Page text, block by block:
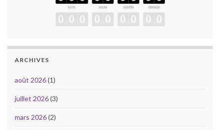
ARCHIVES
août 2026(1)
juillet 2026(3)
mars 2026(2)